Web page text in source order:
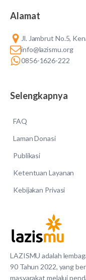
LAZISMU adalah
90 Tahun 2022, yang
masyarakat melalui
Alamat
Jl. Jambrut No.5,
info@lazismu.org
0856-1626-222
Selengkapnya
FAQ
Laman Donasi
Publikasi
Ketentuan Layanan
Kebijakan Privasi